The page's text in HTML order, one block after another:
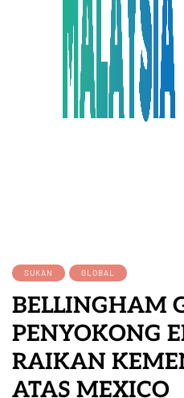
SUKAN GLOBAL
BELLINGHAM
PENYOKONG
RAIKAN
ATAS MEXICO